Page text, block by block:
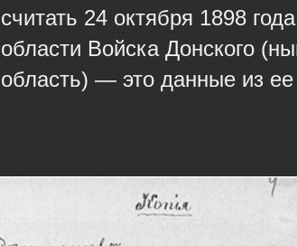
считать 24 октября 1898
области Войска Донского
область) — это данные из